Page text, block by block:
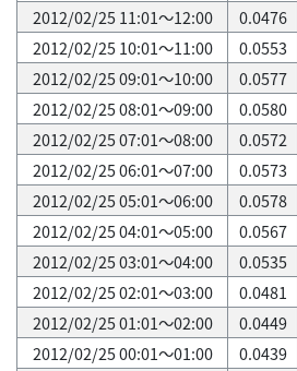
2012/02/25 11:01～12:00
0.0476
2012/02/25 10:01～11:00
0.0553
2012/02/25 09:01～10:00
0.0577
2012/02/25 08:01～09:00
0.0580
2012/02/25 07:01～08:00
0.0572
2012/02/25 06:01～07:00
0.0573
2012/02/25 05:01～06:00
0.0578
2012/02/25 04:01～05:00
0.0567
2012/02/25 03:01～04:00
0.0535
2012/02/25 02:01～03:00
0.0481
2012/02/25 01:01～02:00
0.0449
2012/02/25 00:01～01:00
0.0439